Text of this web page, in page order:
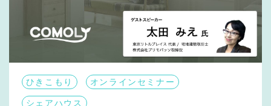
ひきこもり オンラインセミナー
シェアハウス